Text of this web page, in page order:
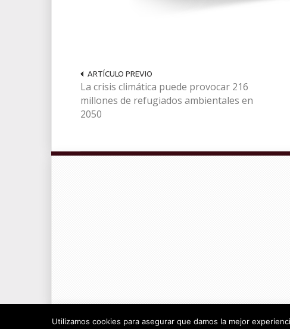
ARTÍCULO PREVIO
La crisis climática puede provocar 216
millones de refugiados ambientales en
2050
Utilizamos cookies para asegurar que damos la mejor